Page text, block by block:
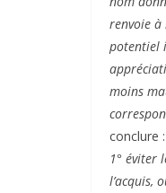
renvoie à
potentiel
moins
conclure
1° éviter
l’acquis,